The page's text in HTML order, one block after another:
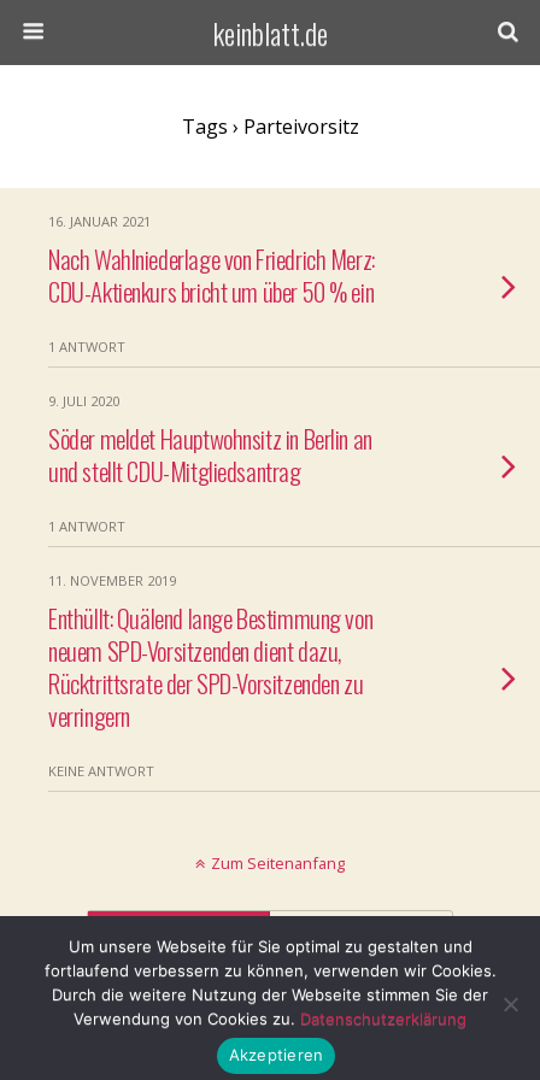
keinblatt.de
Tags › Parteivorsitz
16. JANUAR 2021
Nach Wahlniederlage von Friedrich Merz:
CDU-Aktienkurs bricht um über 50 % ein
1 ANTWORT
9. JULI 2020
Söder meldet Hauptwohnsitz in Berlin an
und stellt CDU-Mitgliedsantrag
1 ANTWORT
11. NOVEMBER 2019
Enthüllt: Quälend lange Bestimmung von
neuem SPD-Vorsitzenden dient dazu,
Rücktrittsrate der SPD-Vorsitzenden zu
verringern
KEINE ANTWORT
Zum Seitenanfang
Mobil Desktop
© keinblatt.de
Um unsere Webseite für Sie optimal zu gestalten und
fortlaufend verbessern zu können, verwenden wir Cookies.
Durch die weitere Nutzung der Webseite stimmen Sie der
Verwendung von Cookies zu. Datenschutzerklärung
Akzeptieren